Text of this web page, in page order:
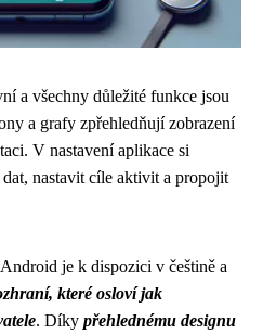
a všechny důležité funkce jsou
a grafy zpřehledňují zobrazení
V nastavení aplikace si
nastavit cíle aktivit a propojit
je k dispozici v češtině a
které osloví jak
. Díky přehlednému designu